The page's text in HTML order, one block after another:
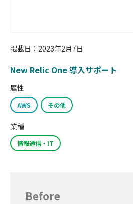
掲載日：2023年2月7日
New Relic One 導入サポート
属性
AWS その他
業種
情報通信・IT
Before